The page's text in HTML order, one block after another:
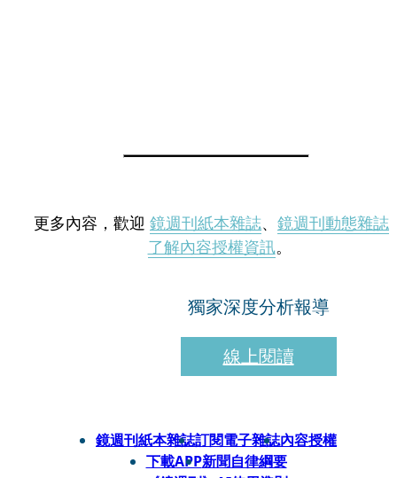
更多內容，歡迎 鏡週刊紙本雜誌、 鏡週刊動態雜誌
了解內容授權資訊。
獨家深度分析報導
線上閱讀
鏡週刊紙本雜誌訂閱電子雜誌內容授權
下載APP新聞自律綱要